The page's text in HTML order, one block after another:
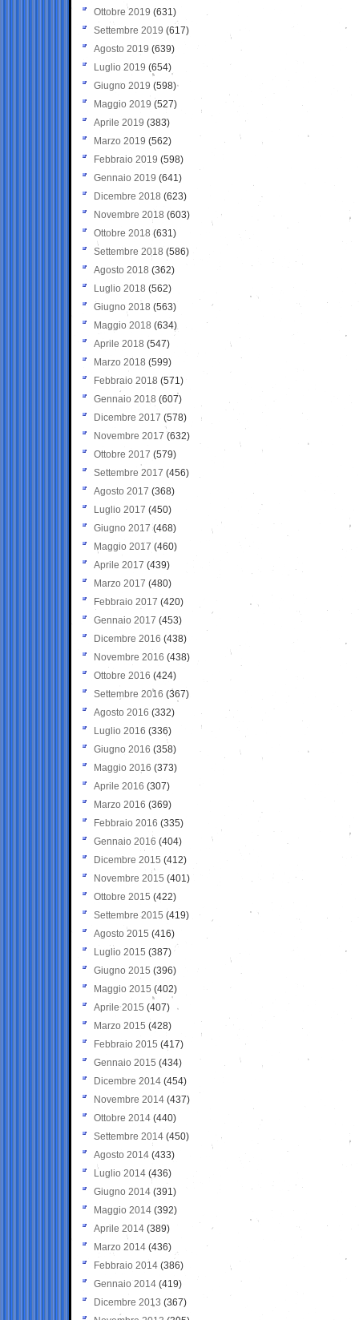
Ottobre 2019 (631)
Settembre 2019 (617)
Agosto 2019 (639)
Luglio 2019 (654)
Giugno 2019 (598)
Maggio 2019 (527)
Aprile 2019 (383)
Marzo 2019 (562)
Febbraio 2019 (598)
Gennaio 2019 (641)
Dicembre 2018 (623)
Novembre 2018 (603)
Ottobre 2018 (631)
Settembre 2018 (586)
Agosto 2018 (362)
Luglio 2018 (562)
Giugno 2018 (563)
Maggio 2018 (634)
Aprile 2018 (547)
Marzo 2018 (599)
Febbraio 2018 (571)
Gennaio 2018 (607)
Dicembre 2017 (578)
Novembre 2017 (632)
Ottobre 2017 (579)
Settembre 2017 (456)
Agosto 2017 (368)
Luglio 2017 (450)
Giugno 2017 (468)
Maggio 2017 (460)
Aprile 2017 (439)
Marzo 2017 (480)
Febbraio 2017 (420)
Gennaio 2017 (453)
Dicembre 2016 (438)
Novembre 2016 (438)
Ottobre 2016 (424)
Settembre 2016 (367)
Agosto 2016 (332)
Luglio 2016 (336)
Giugno 2016 (358)
Maggio 2016 (373)
Aprile 2016 (307)
Marzo 2016 (369)
Febbraio 2016 (335)
Gennaio 2016 (404)
Dicembre 2015 (412)
Novembre 2015 (401)
Ottobre 2015 (422)
Settembre 2015 (419)
Agosto 2015 (416)
Luglio 2015 (387)
Giugno 2015 (396)
Maggio 2015 (402)
Aprile 2015 (407)
Marzo 2015 (428)
Febbraio 2015 (417)
Gennaio 2015 (434)
Dicembre 2014 (454)
Novembre 2014 (437)
Ottobre 2014 (440)
Settembre 2014 (450)
Agosto 2014 (433)
Luglio 2014 (436)
Giugno 2014 (391)
Maggio 2014 (392)
Aprile 2014 (389)
Marzo 2014 (436)
Febbraio 2014 (386)
Gennaio 2014 (419)
Dicembre 2013 (367)